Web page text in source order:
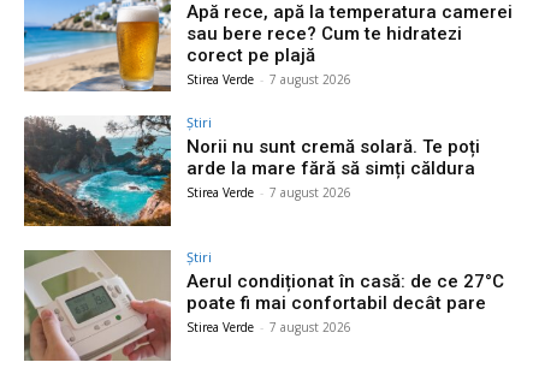
Apă rece, apă la temperatura camerei
sau bere rece? Cum te hidratezi
corect pe plajă
Stirea Verde - 7 august 2026
Știri
Norii nu sunt cremă solară. Te poți
arde la mare fără să simți căldura
Stirea Verde - 7 august 2026
Știri
Aerul condiționat în casă: de ce 27°C
poate fi mai confortabil decât pare
Stirea Verde - 7 august 2026